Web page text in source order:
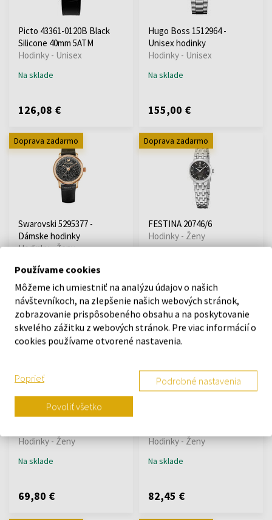
Picto 43361-0120B Black
Silicone 40mm 5ATM
Hodinky - Unisex
Na sklade
126,08 €
Hugo Boss 1512964 -
Unisex hodinky
Hodinky - Unisex
Na sklade
155,00 €
Doprava zadarmo
Swarovski 5295377 -
Dámske hodinky
Hodinky - Ženy
Na sklade
220,00 €
Doprava zadarmo
FESTINA 20746/6
Hodinky - Ženy
109,00 €
Michael Kors MK3221 -
Hodinky - Ženy
Na sklade
69,80 €
Doprava zadarmo
Hodinky - Ženy
Na sklade
82,45 €
Používame cookies
Môžeme ich umiestniť na analýzu údajov o našich
návštevníkoch, na zlepšenie našich webových stránok,
zobrazovanie prispôsobeného obsahu a na poskytovanie
skvelého zážitku z webových stránok. Pre viac informácií o
cookies používame otvorené nastavenia.
Poprieť Podrobné nastavenia
Povoliť všetko